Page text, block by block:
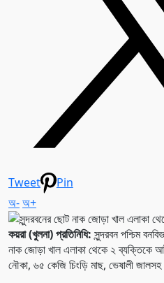
Tweet
Pin
অ-অ+
কয়রা (খুলনা) প্রতিনিধি:সুন্দরবন পশ্চিম
নাক জোড়া খাল এলাকা থেকে ২ ব্যক্তিকে
নৌকা, ৬৫ কেজি চিংড়ি মাছ, ভেষালী জালসহ